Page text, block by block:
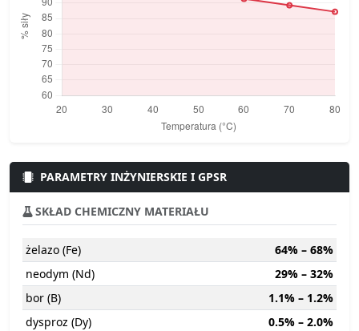
PARAMETRY INŻYNIERSKIE I GPSR
SKŁAD CHEMICZNY MATERIAŁU
żelazo (Fe)
64% – 68%
neodym (Nd)
29% – 32%
bor (B)
1.1% – 1.2%
dysproz (Dy)
0.5% – 2.0%